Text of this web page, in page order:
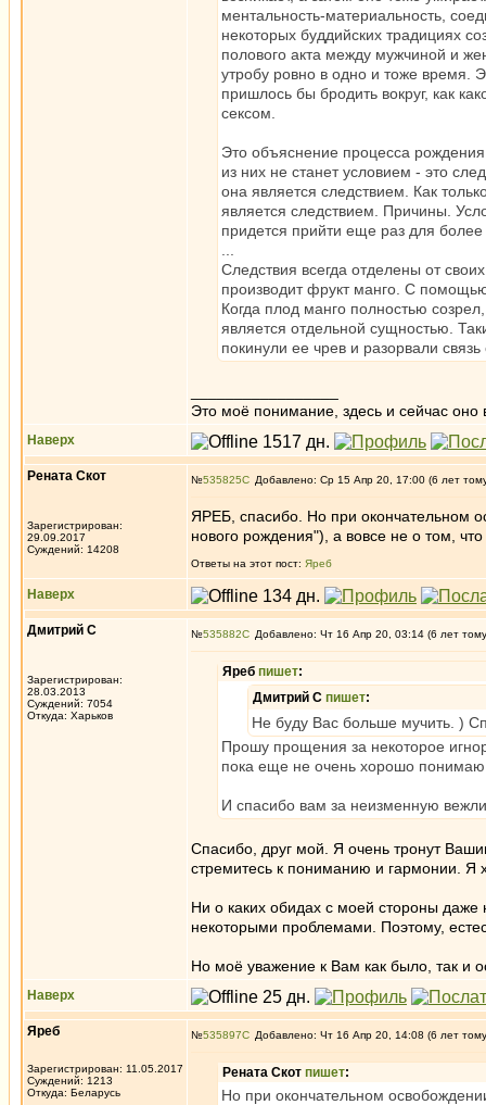
ментальность-материальность,
некоторых буддийских традициях
полового акта между мужчиной и
утробу ровно в одно и тоже время.
пришлось бы бродить вокруг, как
сексом.
Это объяснение процесса
из них не станет условием - это
она является следствием. Как
является следствием. Причины.
придется прийти еще раз для
Следствия всегда отделены от
производит фрукт манго. С
Когда плод манго полностью
является отдельной сущностью.
покинули ее чрев и разорвали
Это моё понимание, здесь и сейчас оно
Наверх
Рената Скот
Зарегистрирован:
29.09.2017
Суждений: 14208
№535825 Добавлено: Ср 15 Апр 20, 17:00 (6 лет
ЯРЕБ, спасибо. Но при окончательном
нового рождения"), а вовсе не о том,
Ответы на этот пост: Яреб
Наверх
Дмитрий С
Зарегистрирован:
28.03.2013
Суждений: 7054
Откуда: Харьков
№535882 Добавлено: Чт 16 Апр 20, 03:14 (6 лет
Яреб пишет:
Дмитрий С пишет:
Не буду Вас больше мучить. )
Прошу прощения за некоторое
пока еще не очень хорошо
И спасибо вам за неизменную
Спасибо, друг мой. Я очень тронут
стремитесь к пониманию и гармонии. Я
Ни о каких обидах с моей стороны
некоторыми проблемами. Поэтому,
Но моё уважение к Вам как было, так и
Наверх
Яреб
Зарегистрирован: 11.05.2017
Суждений: 1213
Откуда: Беларусь
№535897 Добавлено: Чт 16 Апр 20, 14:08 (6 лет
Рената Скот пишет:
Но при окончательном